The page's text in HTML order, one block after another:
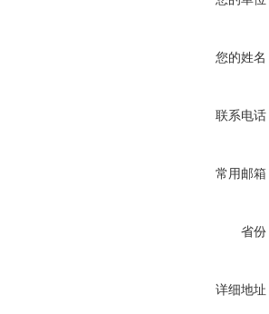
您的姓名
联系电话
常用邮箱
省份
详细地址